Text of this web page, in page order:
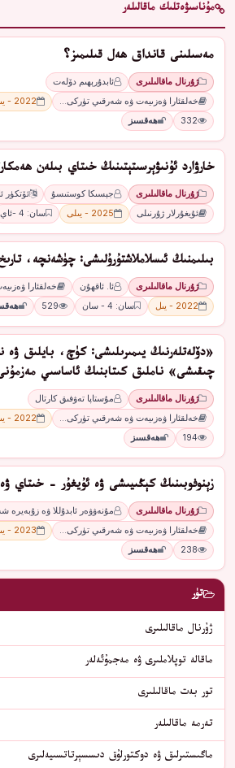
مۇناسىۋەتلىك ماقالىلەر
مەسىلىنى قانداق ھەل قىلىمىز؟
ژۇرنال ماقالىلىرى
ئابدۇرېھىم دۆلەت
خەلقئارا ۋەزىيەت ۋە شەرقىي تۈركى…
2022 - يىل
332
ھەقسىز
ﺧﺎﺭﯞﺍﺭﺩ ﺋﯘﻧﯩﯟﯦﺮﺳﯩﺘﯧﺘﯩﻨﯩﯔ ﺧﯩﺘﺎﻱ ﺑﯩﻠﻪﻥ
ژۇرنال ماقالىلىرى ﺟﯧﺴﯩﻜﺎ ﻛﻮﺳﺘﯩﺴﯘ
ﺋﯚﺗﻜﯜﺭ
ئۇيغۇرلار ژۇرنىلى
2025 - يىلى سان: 4 -ئاي
بىلىمنىڭ ئىسلاملاشتۇرۇلىشى: چۈشەنچە،
ژۇرنال ماقالىلىرى ئا. ئاقھۇن
خەلقئارا
2022 - يىل
سان: 4 - سان 529
«دۆلەتلەرنىڭ يىمىرىلىشى: كۈچ، بايلىق ۋە
چىقىشى» ناملىق كىتابنىڭ ئاساسىي
ژۇرنال ماقالىلىرى
مۇستاپا تەۋفىق كارتال
خەلقئارا ۋەزىيەت ۋە شەرقىي تۈركى…
2022 - يىل
194
ھەقسىز
زېنوفوبىنىڭ كېڭىيىشى ۋە ئۇيغۇر - خىتاي
ژۇرنال ماقالىلىرى مۇنەۋۋەر ئابدۇللا ۋە زۇبەيرە
خەلقئارا ۋەزىيەت ۋە شەرقىي تۈركى…
2023 - يىل
238
ھەقسىز
تۈر
ژۇرنال ماقالىلىرى
ماقالە توپلاملىرى ۋە مەجمۇئەلەر
تور بەت ماقالىلىرى
تەرمە ماقالىلەر
ماگىستىرلىق ۋە دوكتورلۇق دىسسېرتاتسىيەلىرى